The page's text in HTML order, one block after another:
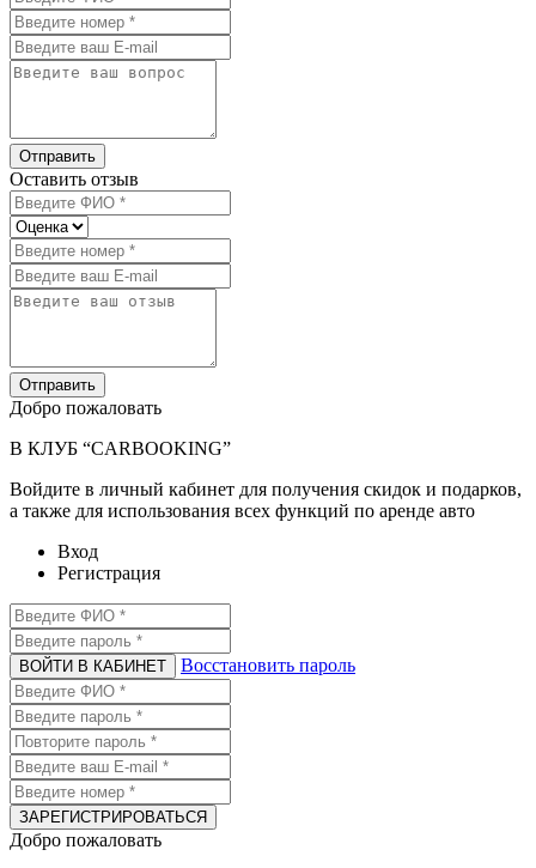
Отправить
Оставить отзыв
Отправить
Добро пожаловать
В КЛУБ “CARBOOKING”
Войдите в личный кабинет для получения скидок и подарков,
а также для использования всех функций по аренде авто
Вход
Регистрация
ВОЙТИ В КАБИНЕТ Восстановить пароль
ЗАРЕГИСТРИРОВАТЬСЯ
Добро пожаловать